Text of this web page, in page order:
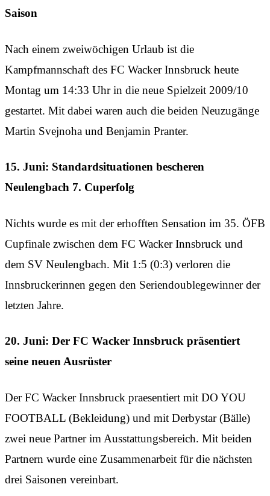
Saison
Nach einem zweiwöchigen Urlaub ist die
Kampfmannschaft des FC Wacker Innsbruck heute
Montag um 14:33 Uhr in die neue Spielzeit 2009/10
gestartet. Mit dabei waren auch die beiden Neuzugänge
Martin Svejnoha und Benjamin Pranter.
15. Juni: Standardsituationen bescheren
Neulengbach 7. Cuperfolg
Nichts wurde es mit der erhofften Sensation im 35. ÖFB
Cupfinale zwischen dem FC Wacker Innsbruck und
dem SV Neulengbach. Mit 1:5 (0:3) verloren die
Innsbruckerinnen gegen den Seriendoublegewinner der
letzten Jahre.
20. Juni: Der FC Wacker Innsbruck präsentiert
seine neuen Ausrüster
Der FC Wacker Innsbruck praesentiert mit DO YOU
FOOTBALL (Bekleidung) und mit Derbystar (Bälle)
zwei neue Partner im Ausstattungsbereich. Mit beiden
Partnern wurde eine Zusammenarbeit für die nächsten
drei Saisonen vereinbart.